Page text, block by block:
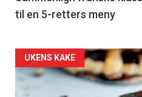
til en 5-retters meny
Forsiden
akkurat
UKENS KAKE